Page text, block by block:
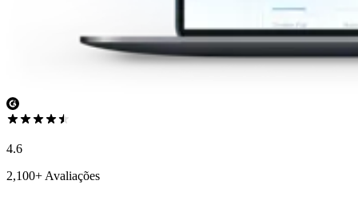
4.6
2,100+ Avaliações